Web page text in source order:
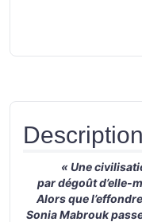
Description
« Une
par dégoût d’elle-
Alors que
Sonia Mabrouk